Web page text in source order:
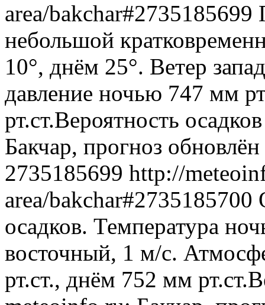
area/bakchar#2735185699
небольшой
10°, днём 25°. Ветер
давление ночью 747 мм
рт.ст.Вероятность
Бакчар, прогноз
2735185699 http://
area/bakchar#2735185700
осадков. Температура
восточный, 1 м/с.
рт.ст., днём 752 мм